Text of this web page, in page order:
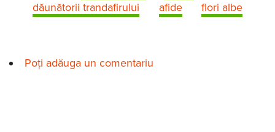
dăunătorii trandafirului
afide flori albe
Poți adăuga un comentariu